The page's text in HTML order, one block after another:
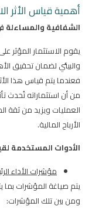
أهمية قياس الأثر
الشفافية والمساءلة
يقوم الاستثمار المؤثر
والبيئي لضمان تحقيق
فعندما يتم قياس هذا
من أن استثماراته تُحدث
العمليات ويزيد من ثقة
الأرباح المالية.
الأدوات المستخدمة
مؤشرات الأداء
يتم صياغة المؤشرات
ومن بين تلك المؤشرات: